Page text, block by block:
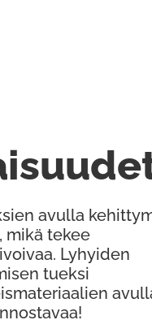
avulla
mikä tekee
Lyhyiden
tueksi